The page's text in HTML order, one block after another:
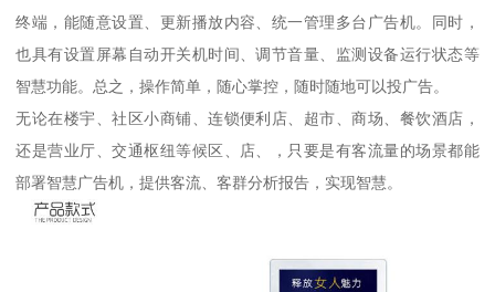
终端，能随意设置、更新播放内容、统一管理多台广告机。同时，
也具有设置屏幕自动开关机时间、调节音量、监测设备运行状态等
智慧功能。总之，操作简单，随心掌控，随时随地可以投广告。
无论在楼宇、社区小商铺、连锁便利店、超市、商场、餐饮酒店，
还是营业厅、交通枢纽等候区、店、，只要是有客流量的场景都能
部署智慧广告机，提供客流、客群分析报告，实现智慧。